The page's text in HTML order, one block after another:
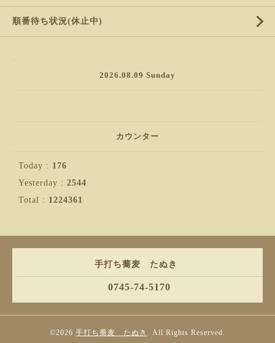
順番待ち状況(休止中)
2026.08.09 Sunday
カウンター
Today : 176
Yesterday : 2544
Total : 1224361
手打ち蕎麦 たぬき
0745-74-5170
©2026 手打ち蕎麦 たぬき . All Rights Reserved.